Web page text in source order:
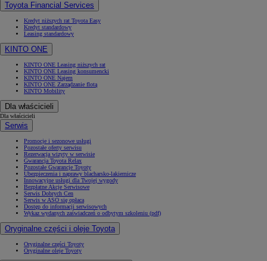
Toyota Financial Services
Kredyt niższych rat Toyota Easy
Kredyt standardowy
Leasing standardowy
KINTO ONE
KINTO ONE Leasing niższych rat
KINTO ONE Leasing konsumencki
KINTO ONE Najem
KINTO ONE Zarządzanie flotą
KINTO Mobility
Dla właścicieli
Dla właścicieli
Serwis
Promocje i sezonowe usługi
Pozostałe oferty serwisu
Rezerwacja wizyty w serwisie
Gwarancja Toyota Relax
Pozostałe Gwarancje Toyoty
Ubezpieczenia i naprawy blacharsko-lakiernicze
Innowacyjne usługi dla Twojej wygody
Bezpłatne Akcje Serwisowe
Serwis Dobrych Cen
Serwis w ASO się opłaca
Dostęp do informacji serwisowych
Wykaz wydanych zaświadczeń o odbytym szkoleniu (pdf)
Oryginalne części i oleje Toyota
Oryginalne części Toyoty
Oryginalne oleje Toyoty